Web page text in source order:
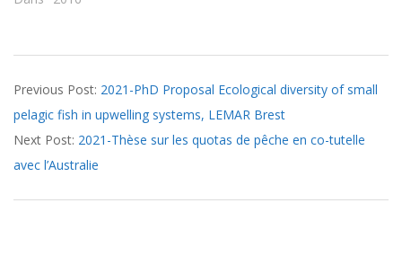
06-
16
Previous Post: 2021-PhD Proposal Ecological diversity of small
pelagic fish in upwelling systems, LEMAR Brest
Next Post: 2021-Thèse sur les quotas de pêche en co-tutelle
avec l’Australie